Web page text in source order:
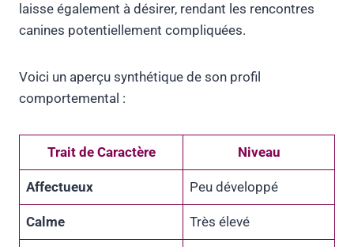
laisse également à désirer, rendant les rencontres
canines potentiellement compliquées.
Voici un aperçu synthétique de son profil
comportemental :
Trait de Caractère Niveau
Affectueux Peu développé
Calme Très élevé